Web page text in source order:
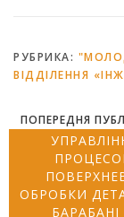
РУБРИКА:
ВІДДІЛЕННЯ
ПОПЕРЕДНЯ
ОБРОБКИ
БАРАБАНІ